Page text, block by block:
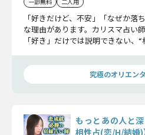
「好きだけど、不安」「なぜか落
な理由があります。カリスマ占い
「好き」だけでは説明できない、“
トを徹底的に占います。
究極のオリエン
もっとあの人と
相性占(恋/H/結婚